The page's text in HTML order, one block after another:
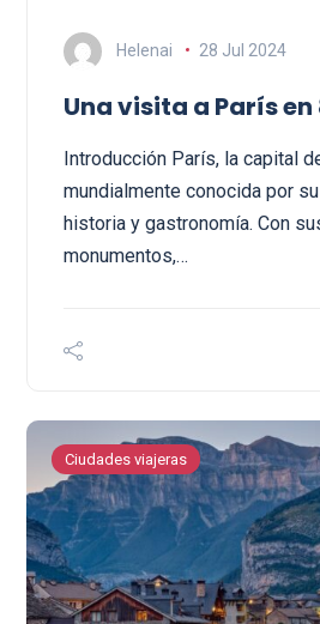
Helenai 28 Jul 2024
Una visita a París
Introducción París, la capital
mundialmente conocida por
historia y gastronomía. Con
monumentos,…
Ciudades viajeras